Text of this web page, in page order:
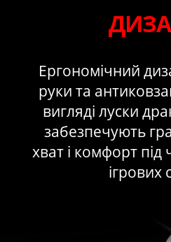
Ергономічний
руки та
вигляді луски
забезпечують
хват і комфорт під
ігрових